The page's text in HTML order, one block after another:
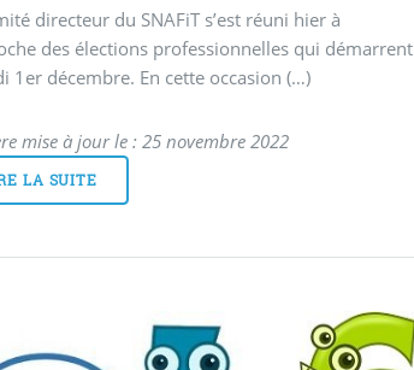
directeur du SNAFiT s’est réuni hier à
des élections professionnelles qui démarrent
1er décembre. En cette occasion (…)
mise à jour le : 25 novembre 2022
LA SUITE